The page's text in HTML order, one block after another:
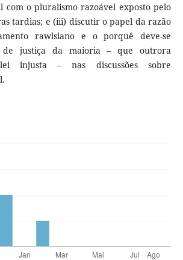
com o pluralismo razoável exposto pelo
tardias; e (iii) discutir o papel da razão
rawlsiano e o porquê deve-se
de justiça da maioria – que outrora
injusta – nas discussões sobre